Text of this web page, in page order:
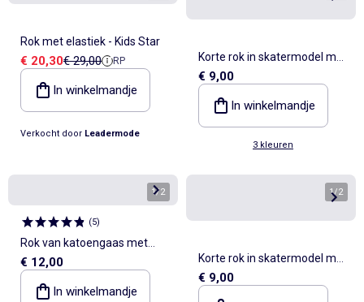
Rok met elastiek - Kids Star
Verkoopprijs
€ 20,30Referentieprijs
€ 29,00 RP
In winkelmandje
Verkocht door Leadermode
Korte rok in skatermodel met
geïntegreerde short
€ 9,00
In winkelmandje
3 kleuren
1/2
(5)
Rok van katoengaas met
print
€ 12,00
In winkelmandje
1/2
Korte rok in skatermodel met
geïntegreerde short
€ 9,00